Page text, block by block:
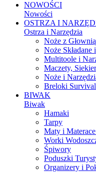
NOWOŚCI
Nowości
OSTRZA I
Ostrza i Narzędzia
Noże z Głownią
Noże Składane
Multitoole i
Maczety,
Noże i
Breloki
BIWAK
Biwak
Hamaki
Tarpy
Maty i
Worki
Śpiwory
Poduszki
Organizery i